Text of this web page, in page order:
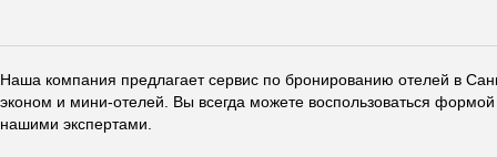
Наша компания предлагает сервис по бронированию отелей в
эконом и мини-отелей. Вы всегда можете воспользоваться
нашими экспертами.